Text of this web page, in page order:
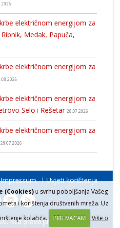
(Cookies)u svrhu poboljšanja Vašeg
i korištenja društvenih mreža. Uz
kolačića.
PRIHVAĆAM Više o
električnom energijom za
Medak, Papuča,
električnom energijom za
električnom energijom za
Selo i Rešetar 28.07.2026
električnom energijom za
28.07.2026
Impressum Uvjeti korištenja
Sva prava pridržana.